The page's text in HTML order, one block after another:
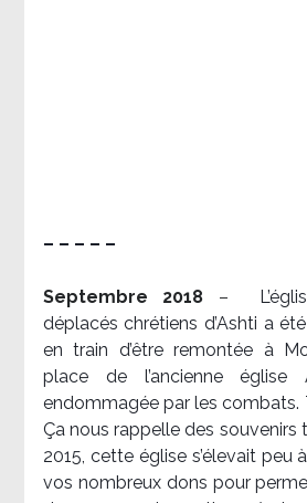
– – – – –
Septembre 2018 –
déplacés chrétiens d’Ashti a
en train d’être remontée à
place de l’ancienne
endommagée par les combats.
Ça nous rappelle des souvenirs
2015, cette église s’élevait peu
vos nombreux dons pour